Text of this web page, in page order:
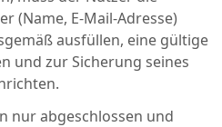
(Name, E-Mail-Adresse)
ausfüllen, eine gültige
und zur Sicherung seines
nur abgeschlossen und